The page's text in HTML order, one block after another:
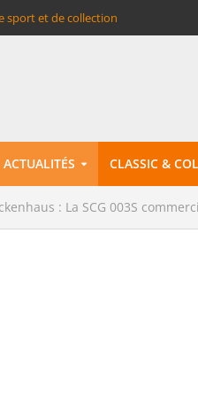
sport et de collection
ACTUALITÉS CLASSIC &
: La SCG 003S